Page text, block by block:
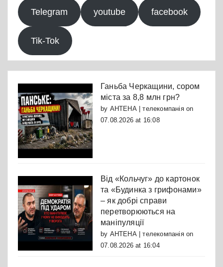
Telegram youtube facebook
Tik-Tok
Ганьба Черкащини, сором
міста за 8,8 млн грн?
by АНТЕНА | телекомпаніяon
07.08.2026 at 16:08
Від «Кольчуг» до картонок
та «Будинка з грифонами»
– як добрі справи
перетворюються на
маніпуляції
by АНТЕНА | телекомпаніяon
07.08.2026 at 16:04